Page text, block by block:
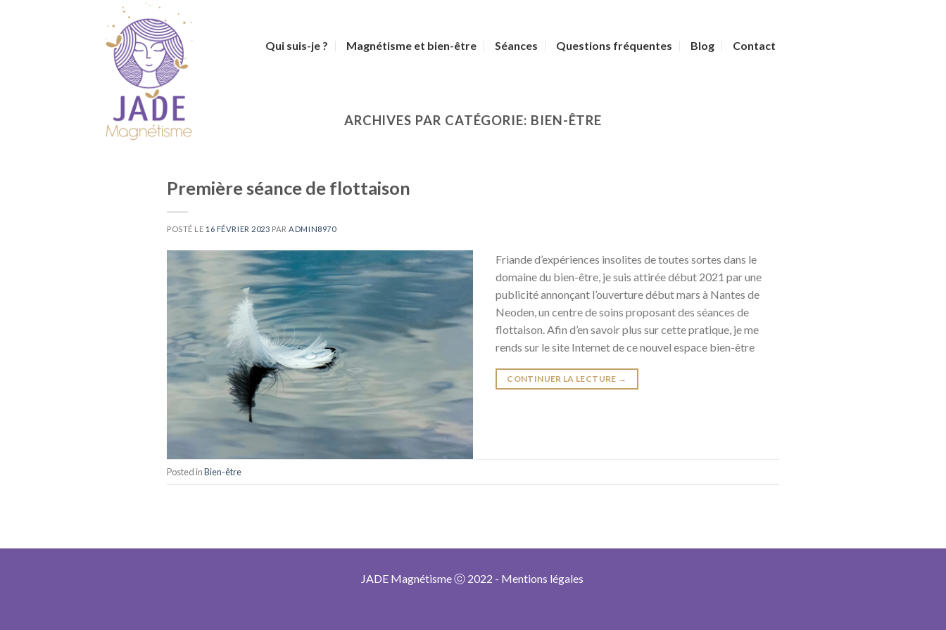
Qui suis-je ? Magnétisme et bien-être Séances Questions fréquentes Blog Contact
ARCHIVES PAR CATÉGORIE: BIEN-ÊTRE
Première séance de flottaison
POSTÉ LE 16 FÉVRIER 2023 PARADMIN8970
Friande d’expériences insolites de toutes sortes dans le
domaine du bien-être, je suis attirée début 2021 par une
publicité annonçant l’ouverture début mars à Nantes de
Neoden, un centre de soins proposant des séances de
flottaison. Afin d’en savoir plus sur cette pratique, je me
rends sur le site Internet de ce nouvel espace bien-être
CONTINUER LA LECTURE →
Posted inBien-être
JADE Magnétisme ⓒ 2022 - Mentions légales